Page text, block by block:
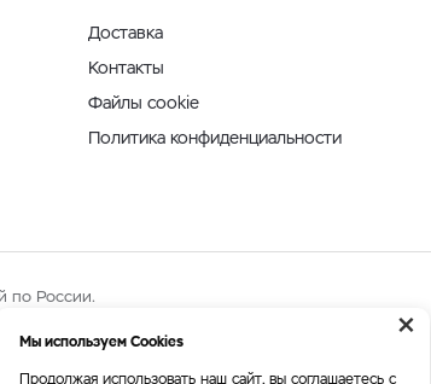
Доставка
Контакты
Файлы cookie
Политика конфиденциальности
по России.
×
Мы используем Cookies
Продолжая использовать наш сайт, вы соглашаетесь с